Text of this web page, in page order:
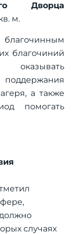
Дворца
м.
благочиний
оказывать
а также
помогать
случаях